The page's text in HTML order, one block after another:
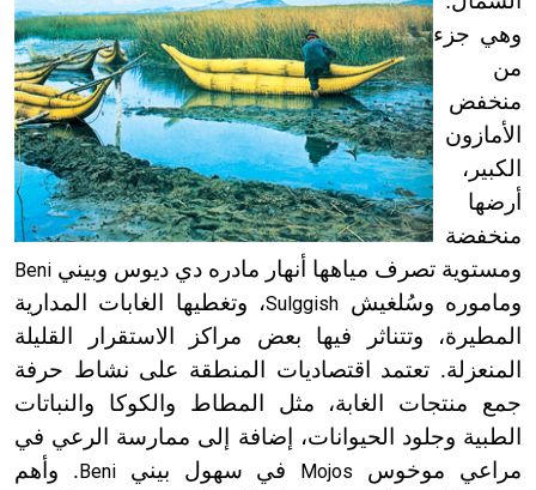
وهي جزء
من
منخفض
الأمازون
الكبير،
أرضها
منخفضة
ومستوية تصرف مياهها أنهار مادره دي ديوس وبيني Beni
وماموره وسُلغيش Sulggish، وتغطيها الغابات المدارية
المطيرة، وتتناثر فيها بعض مراكز الاستقرار القليلة
المنعزلة. تعتمد اقتصاديات المنطقة على نشاط حرفة
جمع منتجات الغابة، مثل المطاط والكوكا والنباتات
الطبية وجلود الحيوانات، إضافة إلى ممارسة الرعي في
مراعي موخوس
Mojos في سهول بينيBeni . وأهم